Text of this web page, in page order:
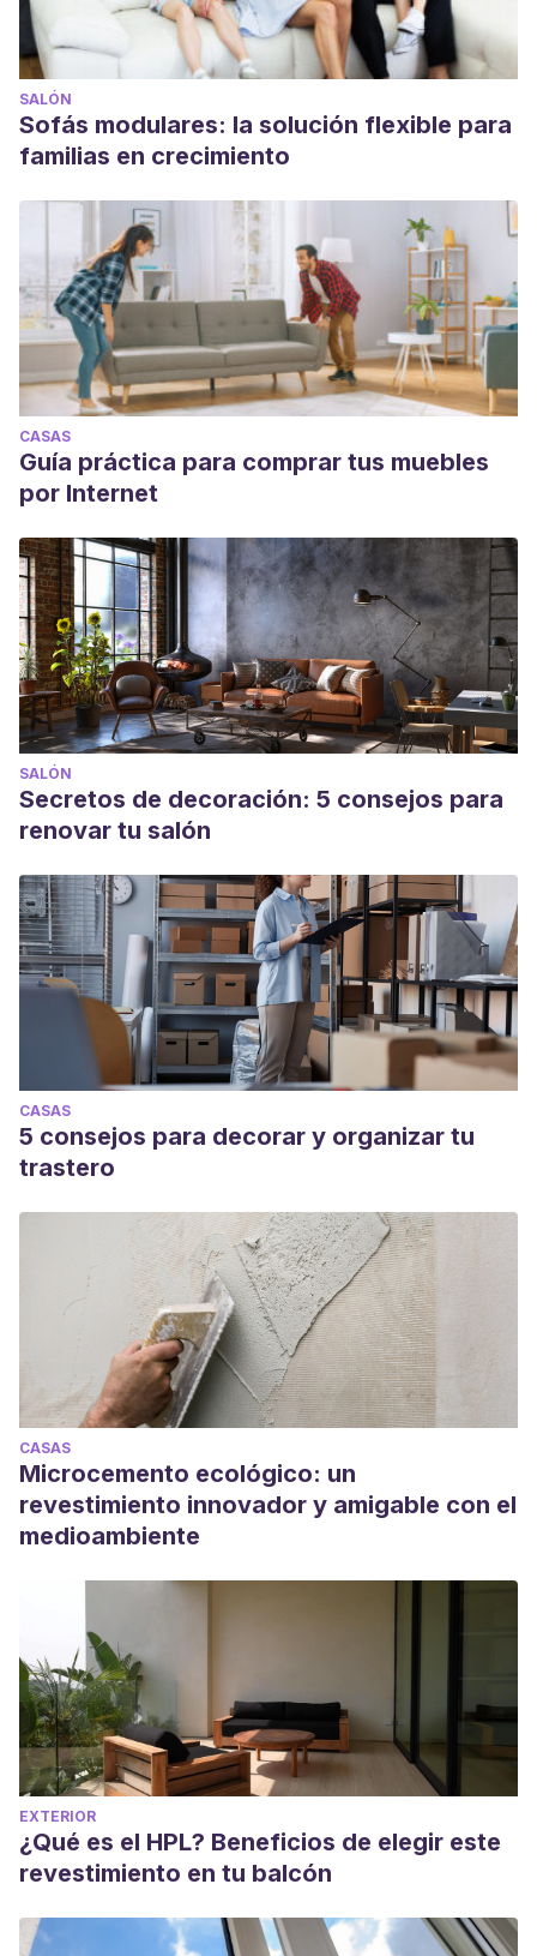
SALÓN
Sofás modulares: la solución flexible para
familias en crecimiento
CASAS
Guía práctica para comprar tus muebles
por Internet
SALÓN
Secretos de decoración: 5 consejos para
renovar tu salón
CASAS
5 consejos para decorar y organizar tu
trastero
CASAS
Microcemento ecológico: un
revestimiento innovador y amigable con el
medioambiente
EXTERIOR
¿Qué es el HPL? Beneficios de elegir este
revestimiento en tu balcón